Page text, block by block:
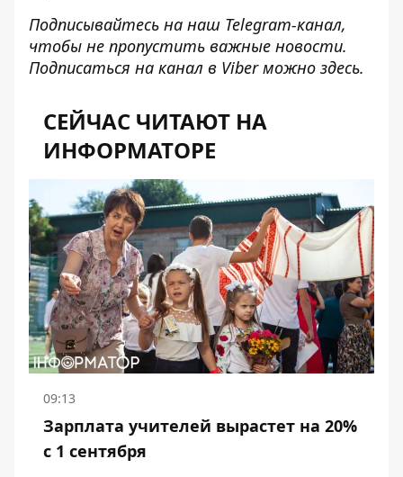
Подписывайтесь на наш Telegram-канал,
чтобы не пропустить важные новости.
Подписаться на канал в Viber можно здесь.
СЕЙЧАС ЧИТАЮТ НА
ИНФОРМАТОРЕ
09:13
Зарплата учителей вырастет на 20%
с 1 сентября